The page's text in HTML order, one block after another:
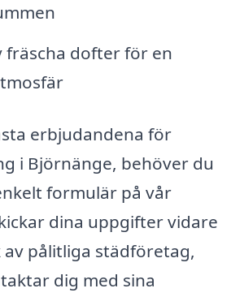
fräscha dofter för en
erbjudandena för
i Björnänge, behöver du
formulär på vår
dina uppgifter vidare
pålitliga städföretag,
dig med sina